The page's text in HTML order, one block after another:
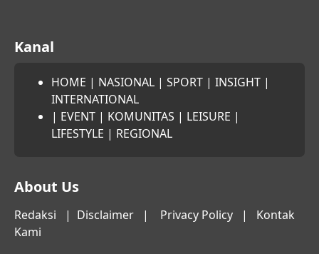
Kanal
HOME | NASIONAL | SPORT | INSIGHT |
INTERNATIONAL
| EVENT | KOMUNITAS | LEISURE |
LIFESTYLE | REGIONAL
About Us
Redaksi | Disclaimer | Privacy Policy | Kontak
Kami